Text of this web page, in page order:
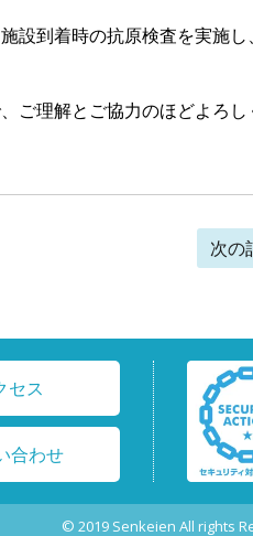
設到着時の抗原検査を実施し
ご理解とご協力のほどよろし
次の
セス
合わせ
© 2019 Senkeien All rights